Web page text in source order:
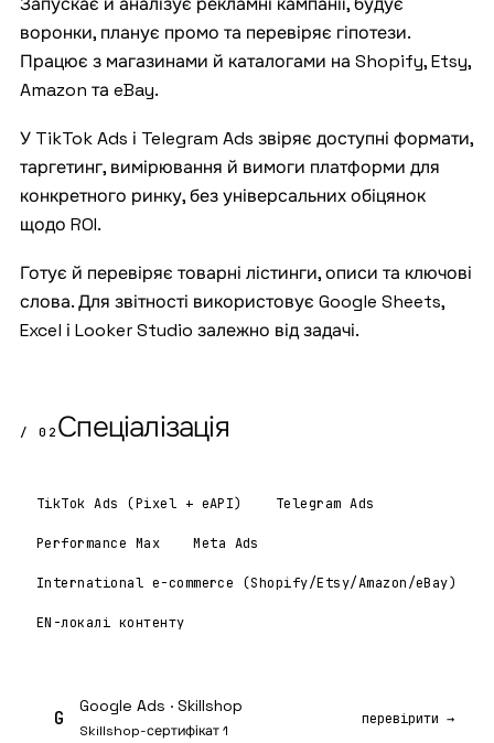
воронки, планує промо та перевіряє гіпотези.
Працює з магазинами й каталогами на Shopify, Etsy,
Amazon та eBay.
У TikTok Ads і Telegram Ads звіряє доступні формати,
таргетинг, вимірювання й вимоги платформи для
конкретного ринку, без універсальних обіцянок
щодо ROI.
Готує й перевіряє товарні лістинги, описи та ключові
слова. Для звітності використовує Google Sheets,
Excel і Looker Studio залежно від задачі.
/ 02 Спеціалізація
TikTok Ads (Pixel + eAPI) Telegram Ads
Performance Max Meta Ads
International e-commerce (Shopify/Etsy/Amazon/eBay)
EN-локалі контенту
G
Google Ads · Skillshop
Skillshop-сертифікат 1
перевірити →